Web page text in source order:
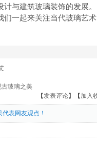
计与建筑玻璃装饰的发展
一起来关注当代玻璃艺
玻璃之美
【发表评论】【 加入
表网友观点！